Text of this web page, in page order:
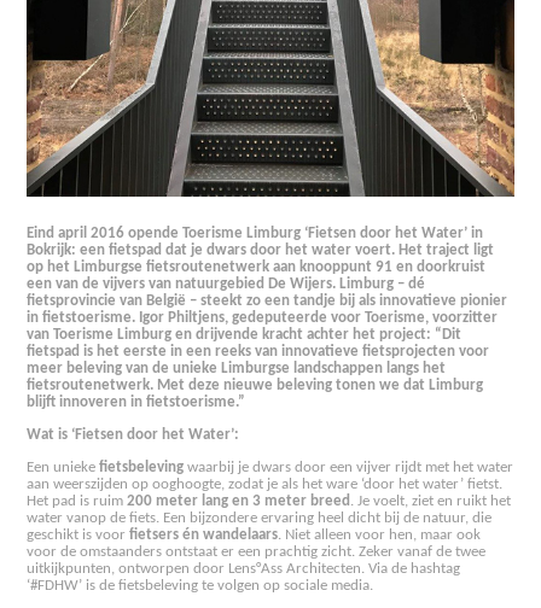
Eind april 2016 opende Toerisme Limburg ‘Fietsen door het Water’ in
Bokrijk: een fietspad dat je dwars door het water voert. Het traject ligt
op het Limburgse fietsroutenetwerk aan knooppunt 91 en doorkruist
een van de vijvers van natuurgebied De Wijers. Limburg – dé
fietsprovincie van België – steekt zo een tandje bij als innovatieve pionier
in fietstoerisme. Igor Philtjens, gedeputeerde voor Toerisme, voorzitter
van Toerisme Limburg en drijvende kracht achter het project: “Dit
fietspad is het eerste in een reeks van innovatieve fietsprojecten voor
meer beleving van de unieke Limburgse landschappen langs het
fietsroutenetwerk. Met deze nieuwe beleving tonen we dat Limburg
blijft innoveren in fietstoerisme.”
Wat is ‘Fietsen door het Water’:
Een unieke fietsbeleving waarbij je dwars door een vijver rijdt met het water
aan weerszijden op ooghoogte, zodat je als het ware ‘door het water’ fietst.
Het pad is ruim200 meter lang en 3 meter breed . Je voelt, ziet en ruikt het
water vanop de fiets. Een bijzondere ervaring heel dicht bij de natuur, die
geschikt is voorfietsers én wandelaars. Niet alleen voor hen, maar ook
voor de omstaanders ontstaat er een prachtig zicht. Zeker vanaf de twee
uitkijkpunten, ontworpen door Lens°Ass Architecten. Via de hashtag
‘#FDHW’ is de fietsbeleving te volgen op sociale media.